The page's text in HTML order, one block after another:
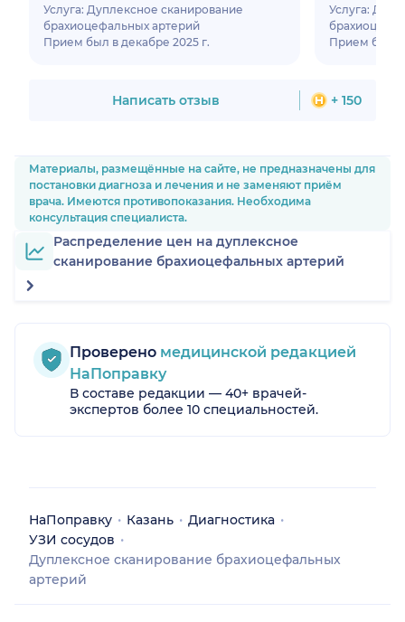
Услуга: Дуплексное сканирование
брахиоцефальных артерий
Прием был в декабре 2025 г.
Услуга:
Прием был в
Написать отзыв + 150
Материалы, размещённые на сайте, не предназначены для
постановки диагноза и лечения и не заменяют приём
врача. Имеются противопоказания. Необходима
консультация специалиста.
Распределение цен на дуплексное
сканирование брахиоцефальных артерий
Проверено медицинской редакцией
НаПоправку
В составе редакции — 40+ врачей-
экспертов более 10 специальностей.
НаПоправку Казань
Диагностика
УЗИ сосудов
Дуплексное сканирование брахиоцефальных
артерий